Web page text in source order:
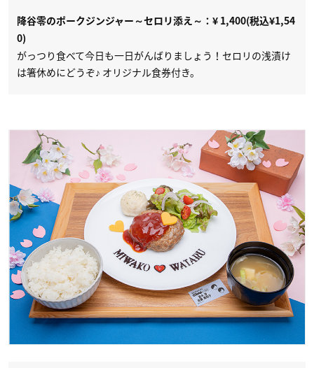
降谷零のポークジンジャー～セロリ添え～：¥ 1,400(税込¥1,54
0)
がっつり食べて今日も一日がんばりましょう！セロリの浅漬け
は箸休めにどうぞ♪ オリジナル食券付き。